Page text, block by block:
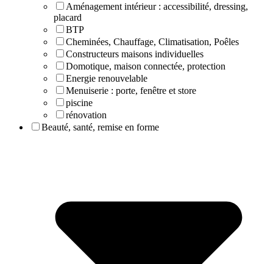
Aménagement intérieur : accessibilité, dressing,
placard
BTP
Cheminées, Chauffage, Climatisation, Poêles
Constructeurs maisons individuelles
Domotique, maison connectée, protection
Energie renouvelable
Menuiserie : porte, fenêtre et store
piscine
rénovation
Beauté, santé, remise en forme